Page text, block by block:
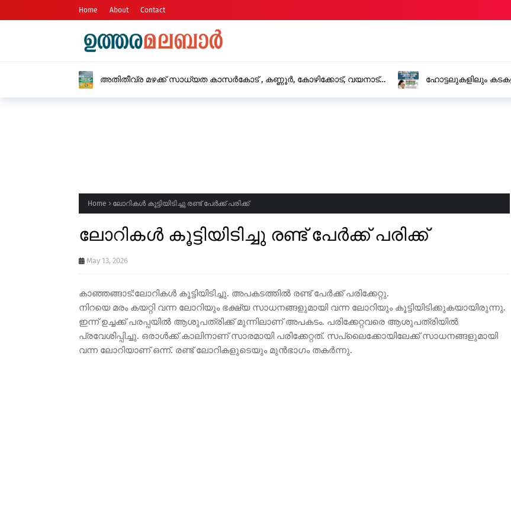
Home About Contact
ഹോട്ടലുകളിലും കടകളിലും പരിശോധന പഴകിയ മാംസം പിടിച്ചു
Home ലോറികൾ കൂട്ടിയിടിച്ചു രണ്ട് പേർക്ക് പരിക്ക്
ലോറികൾ കൂട്ടിയിടിച്ചു രണ്ട് പേർക്ക് പരിക്ക്
May 13, 2026
കാഞ്ഞങ്ങാട്:ലോറികൾ കൂട്ടിയിടിച്ചു. അപകടത്തിൽ രണ്ട് പേർക്ക് പരിക്കേറ്റു.
നിറയെ മരം കയറ്റി വന്ന ലോറിയും ഭക്ഷ്യ സാധനങ്ങളുമായി വന്ന ലോറിയും കൂട്ടിയിടിക്കുകയായിരുന്നു.
ഇന്ന് ഉച്ചക്ക് പരപ്പയിൽ ആശുപത്രിക്ക് മുന്നിലാണ് അപകടം. പരിക്കേറ്റവരെ ആശുപത്രിയിൽ
പ്രവേശിപ്പിച്ചു. ഒരാൾക്ക് കാലിനാണ് സാരമായി പരിക്കേറ്റത്. സപ്ലൈക്കോയിലേക്ക് സാധനങ്ങളുമായി
വന്ന ലോറിയാണ് ഒന്ന്. രണ്ട് ലോറികളുടെയും മുൻഭാഗം തകർന്നു.